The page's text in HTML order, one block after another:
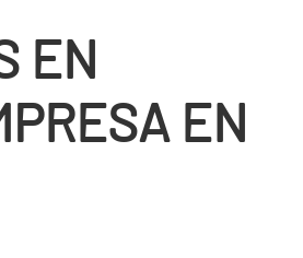
EN
EN